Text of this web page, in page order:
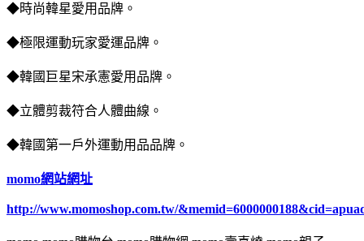
◆時尚韓星愛用品牌。
◆極限運動玩家愛運品牌。
◆韓國巨星宋承憲愛用品牌。
◆立體剪裁符合人體曲線。
◆韓國第一戶外運動用品品牌。
momo網站網址
http://www.momoshop.com.tw/